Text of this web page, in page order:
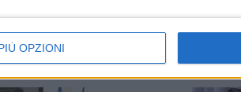
OPZIONI